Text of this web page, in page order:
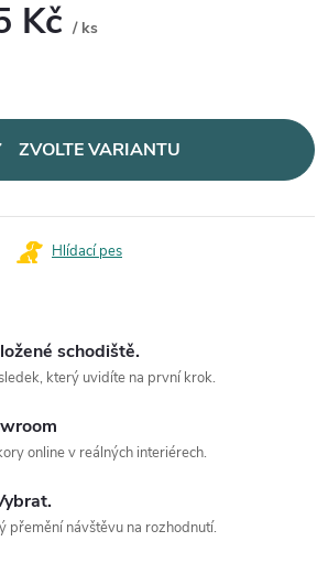
Kč / ks
ZVOLTE VARIANTU
Hlídací pes
schodiště.
který uvidíte na první krok.
online v reálných interiérech.
přemění návštěvu na rozhodnutí.